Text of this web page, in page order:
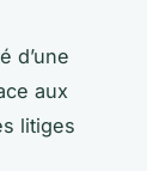
d’une
aux
litiges